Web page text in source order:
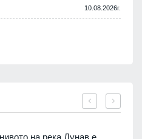
10.08.2026г.
на река Дунав е